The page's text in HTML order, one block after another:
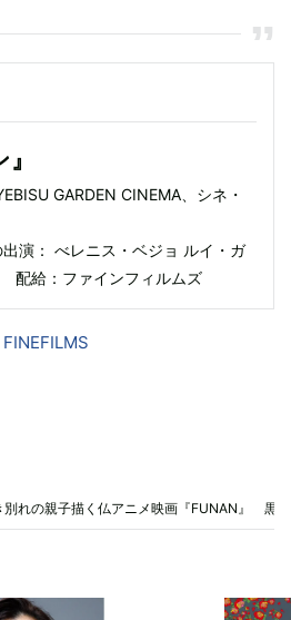
GARDEN CINEMA、シネ・
演： べレニス・ベジョ ルイ・ガ
給：ファインフィルムズ
別れの親子描く仏アニメ映画『FUNAN』 黒